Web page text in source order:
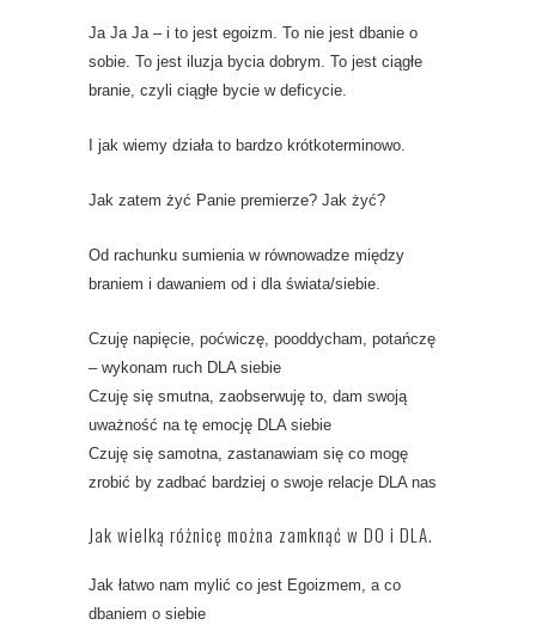
Ja Ja Ja – i to jest egoizm. To nie jest dbanie o
sobie. To jest iluzja bycia dobrym. To jest ciągłe
branie, czyli ciągłe bycie w deficycie.
I jak wiemy działa to bardzo krótkoterminowo.
Jak zatem żyć Panie premierze? Jak żyć?
Od rachunku sumienia w równowadze między
braniem i dawaniem od i dla świata/siebie.
Czuję napięcie, poćwiczę, pooddycham, potańczę
– wykonam ruch DLA siebie
Czuję się smutna, zaobserwuję to, dam swoją
uważność na tę emocję DLA siebie
Czuję się samotna, zastanawiam się co mogę
zrobić by zadbać bardziej o swoje relacje DLA nas
Jak wielką różnicę można zamknąć w DO i DLA.
Jak łatwo nam mylić co jest Egoizmem, a co
dbaniem o siebie